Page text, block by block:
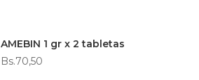
AMEBIN 1 gr x 2 tabletas
Bs.70,50